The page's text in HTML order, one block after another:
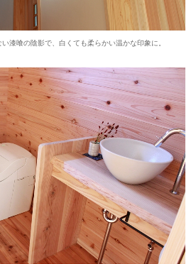
漆喰の陰影で、白くても柔らかい温かな印象に。